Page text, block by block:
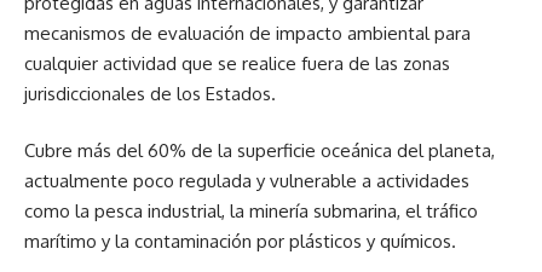
mecanismos de evaluación de impacto ambiental para
cualquier actividad que se realice fuera de las zonas
jurisdiccionales de los Estados.
Cubre más del 60% de la superficie oceánica del planeta,
actualmente poco regulada y vulnerable a actividades
como la pesca industrial, la minería submarina, el tráfico
marítimo y la contaminación por plásticos y químicos.